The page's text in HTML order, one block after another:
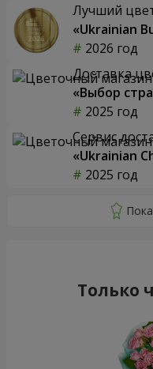
Лучший
«Ukrainian
2026 год
Доставка
«Выбор
2025 год
Сервис
«Ukrainian
2025 год
Только